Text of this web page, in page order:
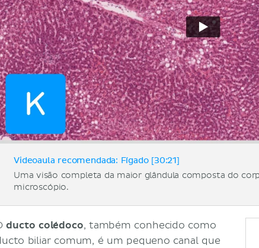
Videoaula recomendada: Fígado [30:21]
Uma visão completa da maior glândula composta do
microscópio.
ducto colédoco, também conhecido como
biliar comum, é um pequeno canal que